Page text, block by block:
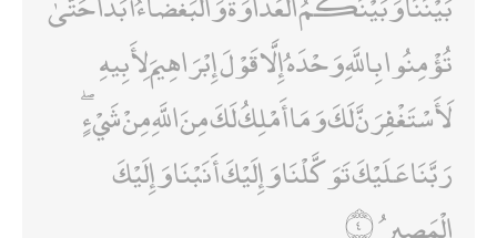
تُؤْمِنُوا بِاللَّهِ وَحْدَهُ إِلَّا قَوْلَ إِبْرَاهِيمَ لِأَبِيهِ
لَأَسْتَغْفِرَنَّ لَكَ وَمَا أَمْلِكُ لَكَ مِنَ اللَّهِ مِنْ شَيْءٍ ۖ
رَبَّنَا عَلَيْكَ تَوَكَّلْنَا وَإِلَيْكَ أَنَبْنَا وَإِلَيْكَ